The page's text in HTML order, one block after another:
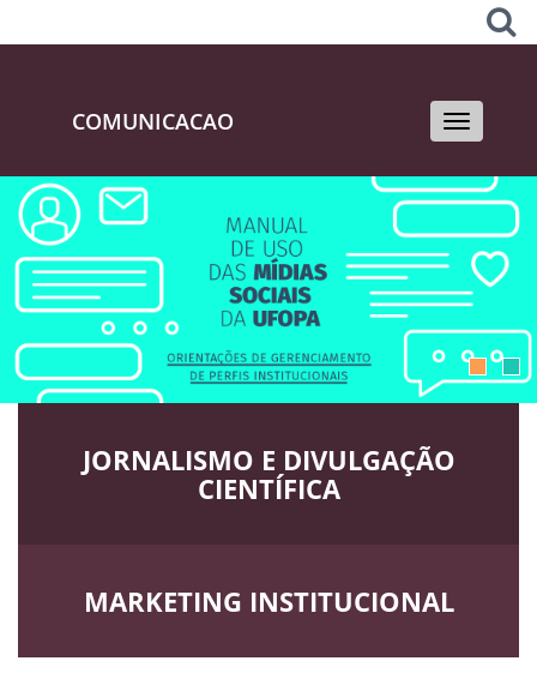
Toggle
COMUNICACAO
JORNALISMO E DIVULGAÇÃO
CIENTÍFICA
MARKETING INSTITUCIONAL